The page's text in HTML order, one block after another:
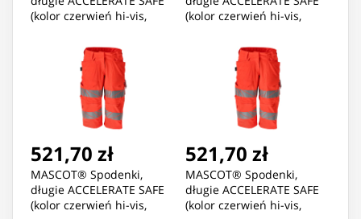
(kolor czerwień hi-vis,
(kolor czerwień hi-vis,
521,70 zł
MASCOT® Spodenki,
długie ACCELERATE SAFE
(kolor czerwień hi-vis,
521,70 zł
MASCOT® Spodenki,
długie ACCELERATE SAFE
(kolor czerwień hi-vis,